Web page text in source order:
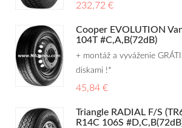
232,72 €
Cooper EVOLUTION
104T #C,A,B(72dB)
+ montáž a vyváženie
diskami !*
45,84 €
Triangle RADIAL F/S
R14C 106S